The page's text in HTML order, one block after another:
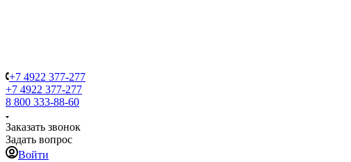
+7 4922 377-277
+7 4922 377-277
8 800 333-88-60
Заказать звонок
Задать вопрос
Войти